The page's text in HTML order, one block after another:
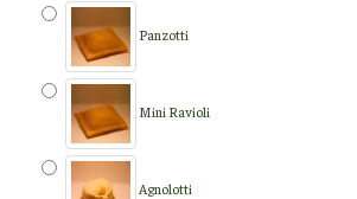
Panzotti
Mini Ravioli
Agnolotti